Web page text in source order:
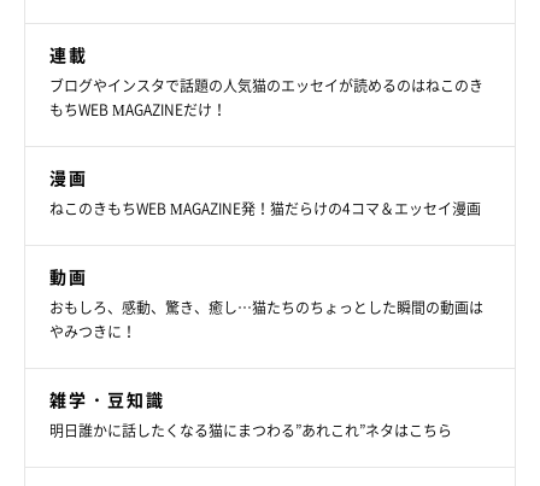
連載
ブログやインスタで話題の人気猫のエッセイが読めるのはねこのき
もちWEB MAGAZINEだけ！
漫画
ねこのきもちWEB MAGAZINE発！猫だらけの4コマ＆エッセイ漫画
動画
おもしろ、感動、驚き、癒し…猫たちのちょっとした瞬間の動画は
やみつきに！
雑学・豆知識
明日誰かに話したくなる猫にまつわる”あれこれ”ネタはこちら